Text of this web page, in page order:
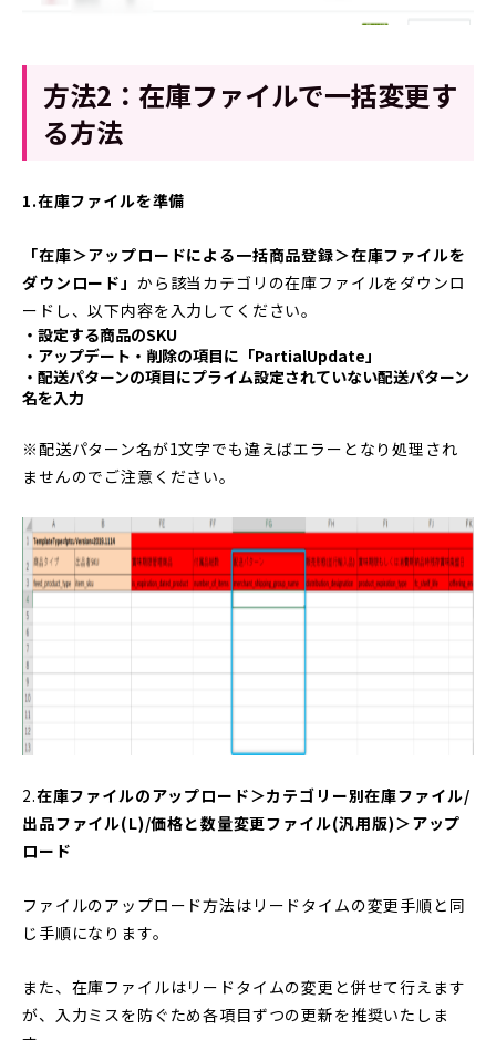
方法2：在庫ファイルで一括変更す
る方法
1.在庫ファイルを準備
「在庫＞アップロードによる一括商品登録＞在庫ファイルを
ダウンロード」 から該当カテゴリの在庫ファイルをダウンロ
ードし、以下内容を入力してください。
・設定する商品のSKU
・アップデート・削除の項目に「PartialUpdate」
・配送パターンの項目にプライム設定されていない配送パターン
名を入力
※配送パターン名が1文字でも違えばエラーとなり処理され
ませんのでご注意ください。
2.在庫ファイルのアップロード＞カテゴリー別在庫ファイル/
出品ファイル(L)/価格と数量変更ファイル(汎用版)＞アップ
ロード
ファイルのアップロード方法はリードタイムの変更手順と同
じ手順になります。
また、在庫ファイルはリードタイムの変更と併せて行えます
が、入力ミスを防ぐため各項目ずつの更新を推奨いたしま